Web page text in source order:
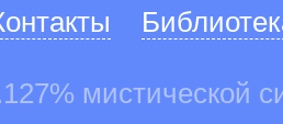
мистической